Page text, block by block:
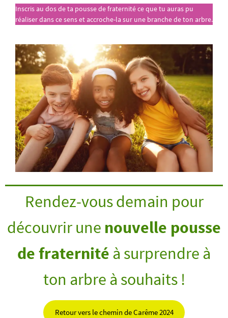
Inscris au dos de ta pousse de fraternité ce que tu auras pu
réaliser dans ce sens et accroche-la sur une branche de ton arbre.
Rendez-vous demain pour
découvrir une nouvelle pousse
de fraternité à surprendre à
ton arbre à souhaits !
Retour vers le chemin de Carême 2024